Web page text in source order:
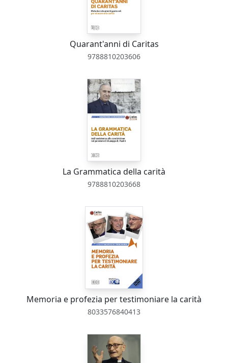
Quarant'anni di Caritas
9788810203606
La Grammatica della carità
9788810203668
Memoria e profezia per testimoniare la carità
8033576840413